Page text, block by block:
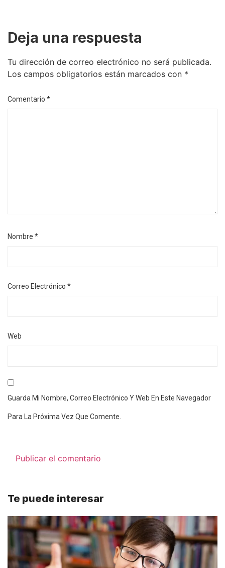
Deja una respuesta
Tu dirección de correo electrónico no será publicada.
Los campos obligatorios están marcados con *
Comentario *
Nombre *
Correo Electrónico *
Web
Guarda Mi Nombre, Correo Electrónico Y Web En Este Navegador
Para La Próxima Vez Que Comente.
Te puede interesar